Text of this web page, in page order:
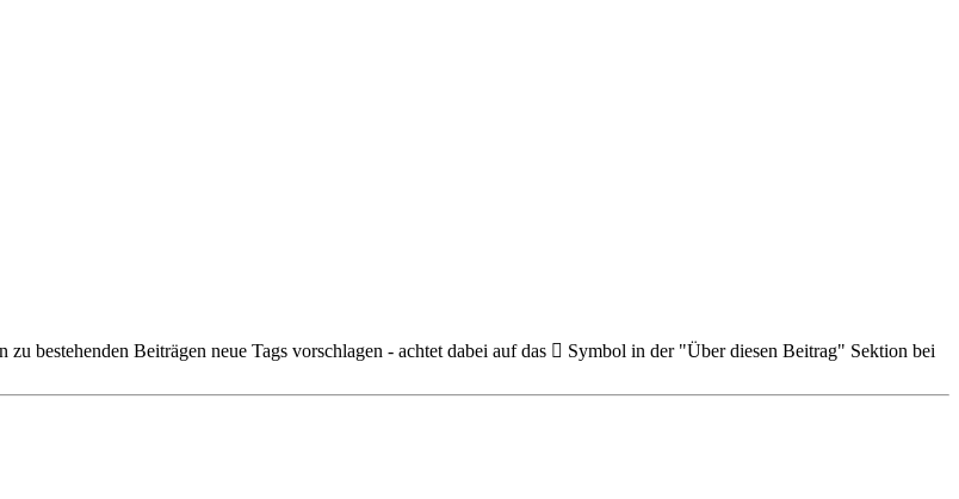
bestehenden Beiträgen neue Tags vorschlagen - achtet dabei auf das
Symbol in der "Über diesen Beitrag" Sektion bei